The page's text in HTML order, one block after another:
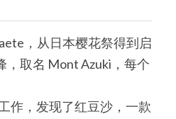
，从日本樱花祭得到启
，取名 Mont Azuki，每个
作，发现了红豆沙，一款